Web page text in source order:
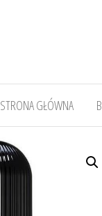
STRONA GŁÓWNA